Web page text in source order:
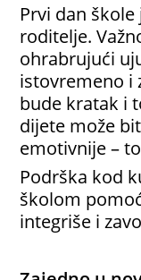
Prvi dan
roditelje.
ohrabrujući
istovremeno i
bude kratak i
dijete može
emotivnije –
Podrška kod
školom
integriše i